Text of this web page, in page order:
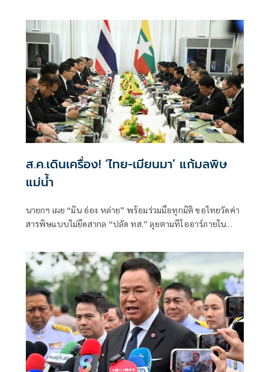
พร้อมจับตาฐานะกองทุนน้ำมันฯ ติดลบกว่า 7.1 หมื่นล้านบาท
ส.ค.เดินเครื่อง! ‘ไทย-เมียนมา’ แก้มลพิษ
แม่นํ้า
นายกฯ เผย “มิน อ่อง หล่าย” พร้อมร่วมมือทุกมิติ ขอไทยวัดค่า
สารพิษแบบไม่ยึดสากล “ปลัด ทส.” ลุยตามทีโออาร์ภายใน
การทูตไทยบนเวทีโลก